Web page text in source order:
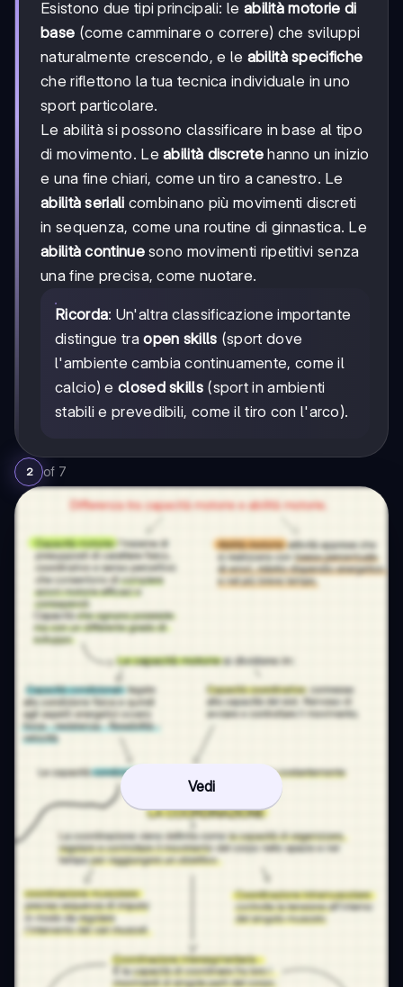
Esistono due tipi principali: le abilità motorie di
base (come camminare o correre) che sviluppi
naturalmente crescendo, e le abilità specifiche
che riflettono la tua tecnica individuale in uno
sport particolare.
Le abilità si possono classificare in base al tipo
di movimento. Leabilità discretehanno un inizio
e una fine chiari, come un tiro a canestro. Le
abilità seriali combinano più movimenti discreti
in sequenza, come una routine di ginnastica. Le
abilità continuesono movimenti ripetitivi senza
una fine precisa, come nuotare.
Ricorda: Un'altra classificazione importante
distingue traopen skills (sport dove
l'ambiente cambia continuamente, come il
calcio) e closed skills(sport in ambienti
stabili e prevedibili, come il tiro con l'arco).
2 of 7
Vedi